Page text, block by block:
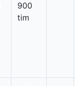
900
tim